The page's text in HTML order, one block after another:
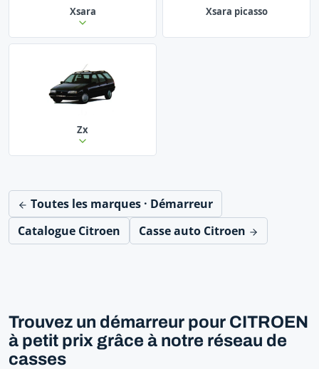
Xsara Xsara picasso
Zx
Toutes les marques · Démarreur
Catalogue Citroen
Casse auto Citroen
Trouvez un démarreur pour CITROEN
à petit prix grâce à notre réseau de
casses